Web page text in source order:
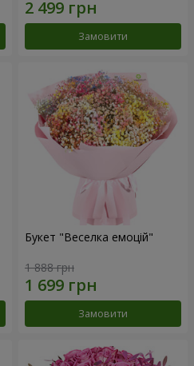
Замовити
Букет "Веселка емоцій"
1 888 грн
Замовити